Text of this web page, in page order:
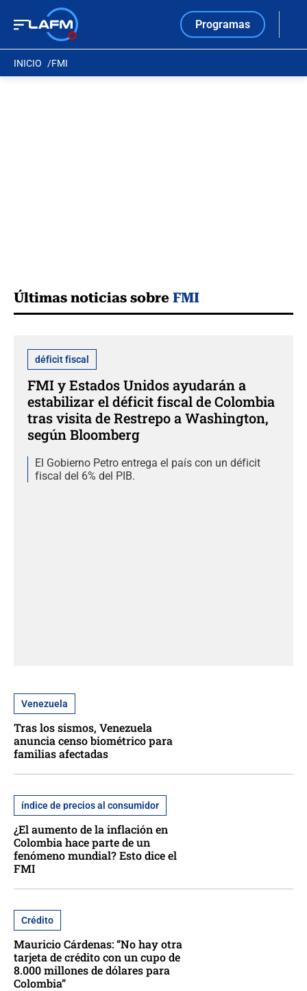
Programas
INICIO FMI
Últimas noticias sobre FMI
déficit fiscal
FMI y Estados Unidos ayudarán a
estabilizar el déficit fiscal de Colombia
tras visita de Restrepo a Washington,
según Bloomberg
El Gobierno Petro entrega el país con un déficit
fiscal del 6% del PIB.
Venezuela
Tras los sismos, Venezuela
anuncia censo biométrico para
familias afectadas
índice de precios al consumidor
¿El aumento de la inflación en
Colombia hace parte de un
fenómeno mundial? Esto dice el
FMI
Crédito
Mauricio Cárdenas: “No hay otra
tarjeta de crédito con un cupo de
8.000 millones de dólares para
Colombia”